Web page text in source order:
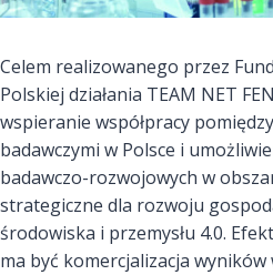
Celem realizowanego przez
Polskiej działania TEAM NET
wspieranie współpracy
badawczymi w Polsce i
badawczo-rozwojowych w
strategiczne dla rozwoju
środowiska i przemysłu 4.0.
ma być komercjalizacja wyników